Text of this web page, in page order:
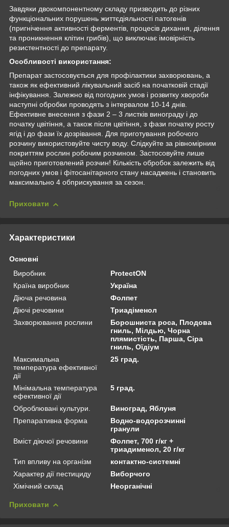
Завдяки двокомпонентному складу призводить до різних
функціональних порушень життєдіяльності патогенів
(пригнічення активності ферментів, процесів дихання, ділення
та проникнення клітин грибів), що виключає імовірність
резистентності до препарату.
Особливості використання:
Препарат застосовується для профілактики захворювань, а
також як ефективний лікувальний засіб на початковій стадії
інфікування. Залежно від погодних умов і розвитку хвороби
наступні обробки проводять з інтервалом 10-14 днів.
Ефективне внесення з фази 2 – 3 листків винограду і до
початку цвітіння, а також після цвітіння, з фази початку росту
ягід і до фази їх дозрівання. Для приготування робочого
розчину використовуйте чисту воду. Слідкуйте за рівномірним
покриттям рослин робочим розчином. Застосовуйте лише
щойно приготовлений розчин! Кількість обробок залежить від
погодних умов і фітосанітарного стану насаджень і становить
максимально 4 обприскування за сезон.
Приховати
Характеристики
Основні
Виробник
ProtectON
Країна виробник
Україна
Діюча речовина
Фолпет
Діючі речовини
Триадіменол
Захворювання рослини
Борошниста роса, Плодова
гниль, Мілдью, Чорна
плямистість, Парша, Сіра
гниль, Оїдіум
Максимальна
температура ефективної
дії
25 град.
Мінімальна температура
ефективної дії
5 град.
Оброблювані культури.
Виноград, Яблуня
Препаративна форма
Водно-водорозчинні
гранули
Вміст діючої речовини
Фолпет, 700 г/кг +
триадименол, 20 г/кг
Тип впливу на організм
контактно-системні
Характер дії пестициду
Виборчого
Хімічний склад
Неорганічні
Приховати